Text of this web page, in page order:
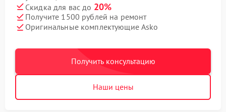
Скидка для вас до 20%
Получите 1500 рублей на ремонт
Оригинальные комплектующие Asko
Получить консультацию
Наши цены